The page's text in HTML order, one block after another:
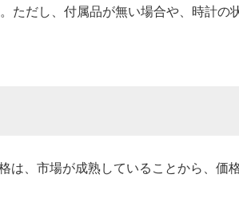
ただし、付属品が無い場合や、時計の
は、市場が成熟していることから、価